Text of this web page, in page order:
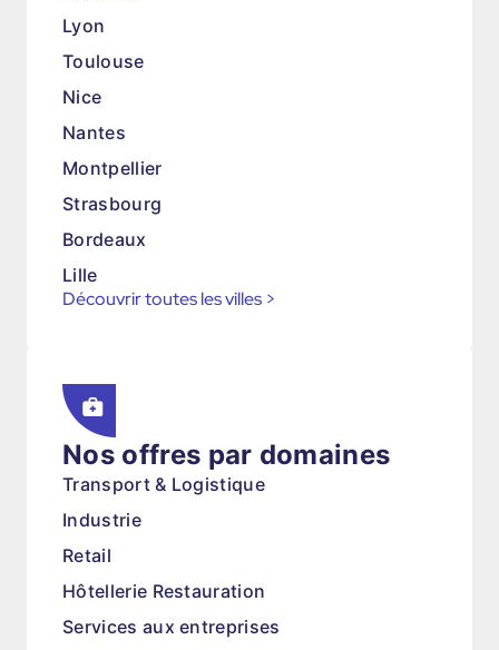
Lyon
Toulouse
Nice
Nantes
Montpellier
Strasbourg
Bordeaux
Lille
Découvrir toutes les villes >
Nos offres par domaines
Transport & Logistique
Industrie
Retail
Hôtellerie Restauration
Services aux entreprises